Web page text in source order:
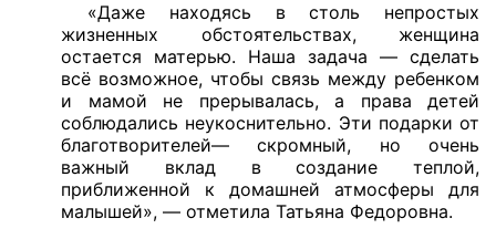
«Даже находясь в столь непростых
жизненных обстоятельствах, женщина
остается матерью. Наша задача — сделать
всё возможное, чтобы связь между ребенком
и мамой не прерывалась, а права детей
соблюдались неукоснительно. Эти подарки от
благотворителей— скромный, но очень
важный вклад в создание теплой,
приближенной к домашней атмосферы для
малышей», — отметила Татьяна Федоровна.